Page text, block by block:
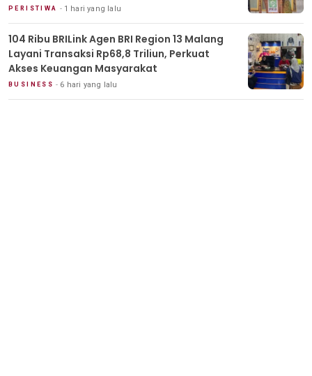
PERISTIWA 1 hari yang lalu
104 Ribu BRILink Agen BRI Region 13 Malang
Layani Transaksi Rp68,8 Triliun, Perkuat
Akses Keuangan Masyarakat
BUSINESS 6 hari yang lalu